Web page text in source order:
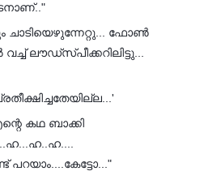
ചാടിയെഴുന്നേറ്റു... ഫോൺ
ലൗഡ്സ്പീക്കറിലിട്ടു...
കഥ ബാക്കി